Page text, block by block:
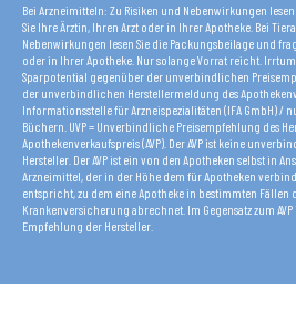
Bei Arzneimitteln: Zu Risiken und Nebenwirkungen
Sie Ihre Ärztin, Ihren Arzt oder in Ihrer Apotheke. Bei
Nebenwirkungen lesen Sie die Packungsbeilage und
oder in Ihrer Apotheke. Nur solange Vorrat reicht.
Sparpotential gegenüber der unverbindlichen
der unverbindlichen Herstellermeldung des
Informationsstelle für Arzneispezialitäten (IFA GmbH) /
Büchern. UVP = Unverbindliche Preisempfehlung des
Apothekenverkaufspreis (AVP). Der AVP ist keine
Hersteller. Der AVP ist ein von den Apotheken selbst in
Arzneimittel, der in der Höhe dem für Apotheken
entspricht, zu dem eine Apotheke in bestimmten Fällen
Krankenversicherung abrechnet. Im Gegensatz zum
Empfehlung der Hersteller.